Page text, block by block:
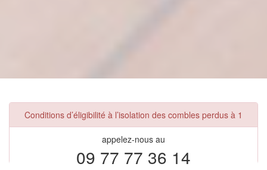
Conditions d’éligibilité à l’isolation des combles perdus à 1
appelez-nous au
09 77 77 36 14